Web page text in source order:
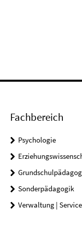
Fachbereich
Psychologie
Sonderpädagogik
Verwaltung | Service